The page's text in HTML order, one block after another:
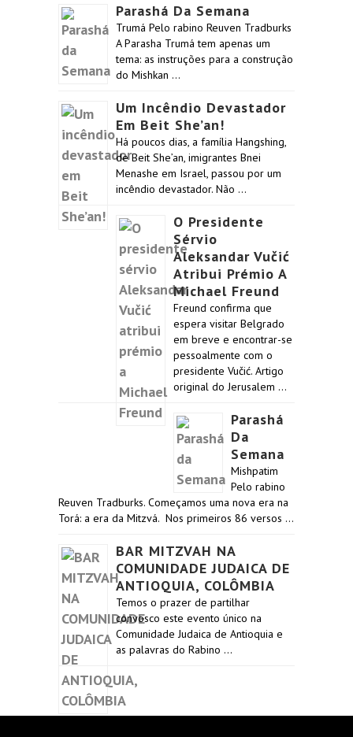
Parashá Da Semana
Trumá Pelo rabino Reuven Tradburks
A Parasha Trumá tem apenas um
tema: as instruções para a construção
do Mishkan …
Um Incêndio Devastador
Em Beit She’an!
Há poucos dias, a família Hangshing,
de Beit She’an, imigrantes Bnei
Menashe em Israel, passou por um
incêndio devastador. Não …
O Presidente
Sérvio
Aleksandar Vučić
Atribui Prémio A
Michael Freund
Freund confirma que
espera visitar Belgrado
em breve e encontrar-se
pessoalmente com o
presidente Vučić. Artigo
original do Jerusalem …
Parashá
Da
Semana
Mishpatim
Pelo rabino
Reuven Tradburks. Começamos uma nova era na
Torá: a era da Mitzvá. Nos primeiros 86 versos …
BAR MITZVAH NA
COMUNIDADE JUDAICA DE
ANTIOQUIA, COLÔMBIA
Temos o prazer de partilhar
convosco este evento único na
Comunidade Judaica de Antioquia e
as palavras do Rabino …